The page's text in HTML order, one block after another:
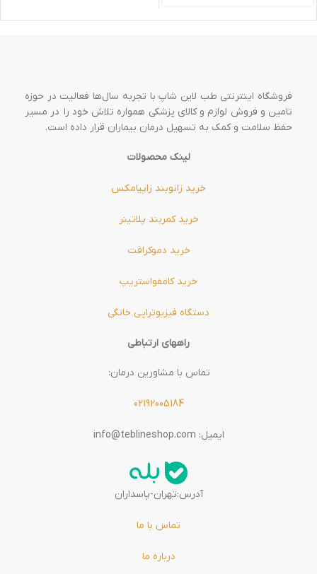
فروشگاه اینترنتی طب لاین شاپ با تجربه سال‌ها فعالیت در حوزه
تامین و فروش لوازم و کالای پزشکی همواره تلاش خود را در مسیر
حفظ سلامت و کمک به تسهیل درمان بیماران قرار داده است.
لینک محصولات
خرید زانوبند زاپیامکس
خرید کمربند پلاتینر
خرید دموکرافت
خرید کامفواستریپ
دستگاه فیزیوتراپی خانگی
راههای ارتباطی
تماس با مشاورین درمان:
02192005184
ایمیل: info@teblineshop.com
آدرس:تهران-پاسداران
تماس با ما
درباره ما